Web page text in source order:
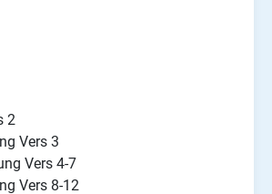
2
Vers 3
Vers 4-7
Vers 8-12